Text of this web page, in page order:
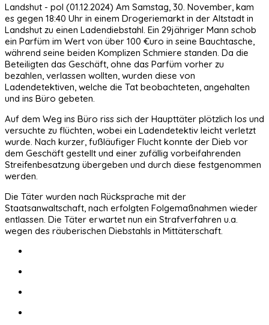
Landshut - pol (01.12.2024) Am Samstag, 30. November, kam
es gegen 18:40 Uhr in einem Drogeriemarkt in der Altstadt in
Landshut zu einen Ladendiebstahl. Ein 29jähriger Mann schob
ein Parfüm im Wert von über 100 €uro in seine Bauchtasche,
während seine beiden Komplizen Schmiere standen. Da die
Beteiligten das Geschäft, ohne das Parfüm vorher zu
bezahlen, verlassen wollten, wurden diese von
Ladendetektiven, welche die Tat beobachteten, angehalten
und ins Büro gebeten.
Auf dem Weg ins Büro riss sich der Haupttäter plötzlich los und
versuchte zu flüchten, wobei ein Ladendetektiv leicht verletzt
wurde. Nach kurzer, fußläufiger Flucht konnte der Dieb vor
dem Geschäft gestellt und einer zufällig vorbeifahrenden
Streifenbesatzung übergeben und durch diese festgenommen
werden.
Die Täter wurden nach Rücksprache mit der
Staatsanwaltschaft, nach erfolgten Folgemaßnahmen wieder
entlassen. Die Täter erwartet nun ein Strafverfahren u.a.
wegen des räuberischen Diebstahls in Mittäterschaft.